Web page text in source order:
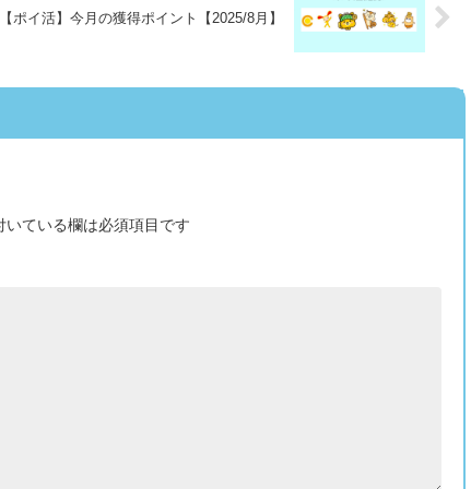
【ポイ活】今月の獲得ポイント【2025/8月】
ている欄は必須項目です